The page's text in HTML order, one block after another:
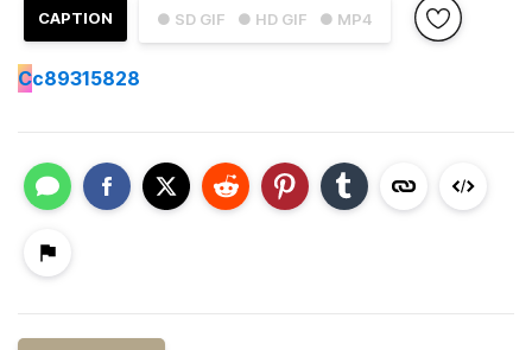
● SD GIF ● HD GIF ● MP4
CAPTION
Cc89315828